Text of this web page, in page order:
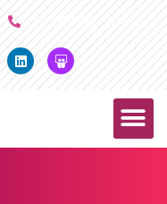
LinkedinSlideshare